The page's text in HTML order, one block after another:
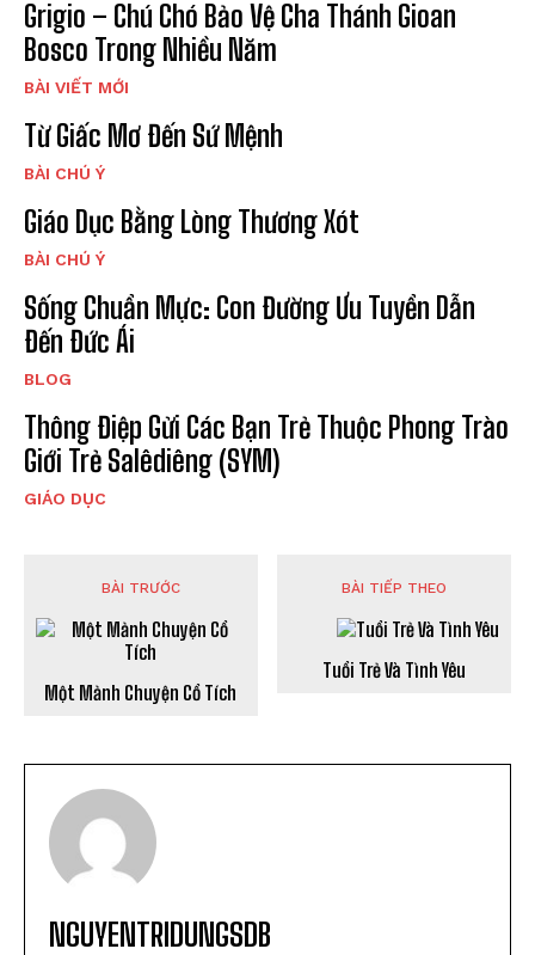
Grigio – Chú Chó Bảo Vệ Cha Thánh Gioan
Bosco Trong Nhiều Năm
BÀI VIẾT MỚI
Từ Giấc Mơ Đến Sứ Mệnh
BÀI CHÚ Ý
Giáo Dục Bằng Lòng Thương Xót
BÀI CHÚ Ý
Sống Chuẩn Mực: Con Đường Ưu Tuyển Dẫn
Đến Đức Ái
BLOG
Thông Điệp Gửi Các Bạn Trẻ Thuộc Phong Trào
Giới Trẻ Salêdiêng (SYM)
GIÁO DỤC
BÀI TRƯỚC
Một Mảnh Chuyện Cổ Tích
BÀI TIẾP THEO
Tuổi Trẻ Và Tình Yêu
NGUYENTRIDUNGSDB